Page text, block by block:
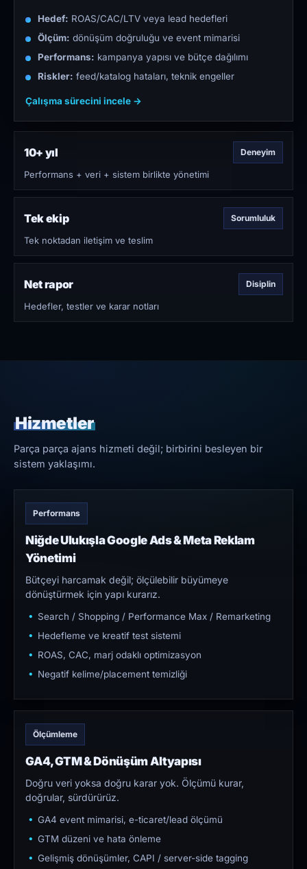
Hedef: ROAS/CAC/LTV veya lead hedefleri
Ölçüm: dönüşüm doğruluğu ve event mimarisi
Performans: kampanya yapısı ve bütçe dağılımı
Riskler: feed/katalog hataları, teknik engeller
Çalışma sürecini incele →
10+ yıl Deneyim
Performans + veri + sistem birlikte yönetimi
Tek ekip Sorumluluk
Tek noktadan iletişim ve teslim
Net rapor Disiplin
Hedefler, testler ve karar notları
Hizmetler
Parça parça ajans hizmeti değil; birbirini besleyen bir
sistem yaklaşımı.
Performans
Niğde Ulukışla Google Ads & Meta Reklam
Yönetimi
Bütçeyi harcamak değil; ölçülebilir büyümeye
dönüştürmek için yapı kurarız.
Search / Shopping / Performance Max / Remarketing
Hedefleme ve kreatif test sistemi
ROAS, CAC, marj odaklı optimizasyon
Negatif kelime/placement temizliği
Ölçümleme
GA4, GTM & Dönüşüm Altyapısı
Doğru veri yoksa doğru karar yok. Ölçümü kurar,
doğrular, sürdürürüz.
GA4 event mimarisi, e-ticaret/lead ölçümü
GTM düzeni ve hata önleme
Gelişmiş dönüşümler, CAPI / server-side tagging